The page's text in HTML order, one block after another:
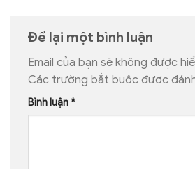
Để lại một bình luận
Email của bạn sẽ không được
Các trường bắt buộc được
Bình luận *